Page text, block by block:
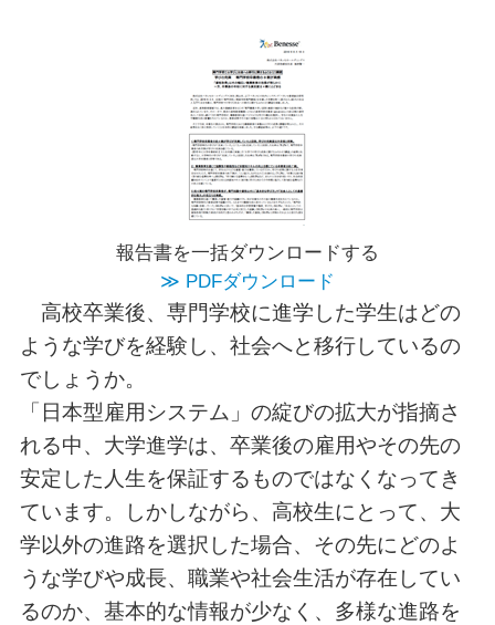
高校卒業後、専門学校に進学した学生はどの
ような学びを経験し、社会へと移行しているの
でしょうか。
「日本型雇用システム」の綻びの拡大が指摘さ
れる中、大学進学は、卒業後の雇用やその先の
安定した人生を保証するものではなくなってき
ています。しかしながら、高校生にとって、大
学以外の進路を選択した場合、その先にどのよ
うな学びや成長、職業や社会生活が存在してい
るのか、基本的な情報が少なく、多様な進路を
報告書を一括ダウンロードする
≫ PDFダウンロード